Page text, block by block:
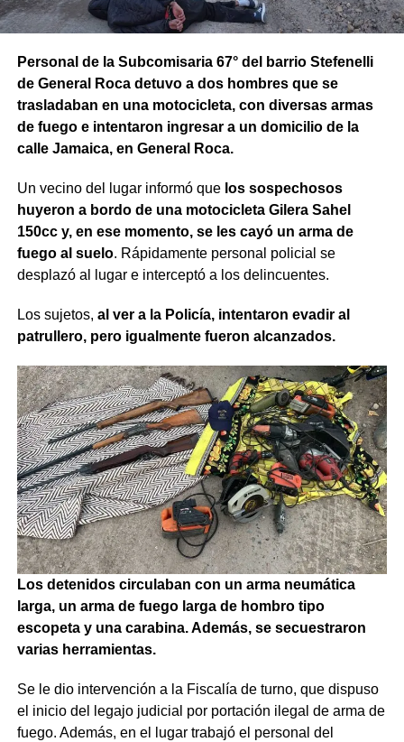
Personal de la Subcomisaria 67° del barrio Stefenelli
de General Roca detuvo a dos hombres que se
trasladaban en una motocicleta, con diversas armas
de fuego e intentaron ingresar a un domicilio de la
calle Jamaica, en General Roca.
Un vecino del lugar informó que los sospechosos
huyeron a bordo de una motocicleta Gilera Sahel
150cc y, en ese momento, se les cayó un arma de
fuego al suelo. Rápidamente personal policial se
desplazó al lugar e interceptó a los delincuentes.
Los sujetos, al ver a la Policía, intentaron evadir al
patrullero, pero igualmente fueron alcanzados.
Los detenidos circulaban con un arma neumática
larga, un arma de fuego larga de hombro tipo
escopeta y una carabina. Además, se secuestraron
varias herramientas.
Se le dio intervención a la Fiscalía de turno, que dispuso
el inicio del legajo judicial por portación ilegal de arma de
fuego. Además, en el lugar trabajó el personal del